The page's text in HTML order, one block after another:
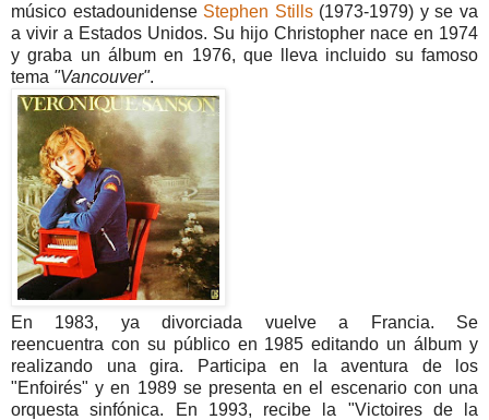
músico estadounidense Stephen Stills (1973-1979) y se va
a vivir a Estados Unidos. Su hijo Christopher nace en 1974
y graba un álbum en 1976, que lleva incluido su famoso
tema "Vancouver".
En 1983, ya divorciada vuelve a Francia. Se
reencuentra con su público en 1985 editando un álbum y
realizando una gira. Participa en la aventura de los
"Enfoirés" y en 1989 se presenta en el escenario con una
orquesta sinfónica. En 1993, recibe la "Victoires de la